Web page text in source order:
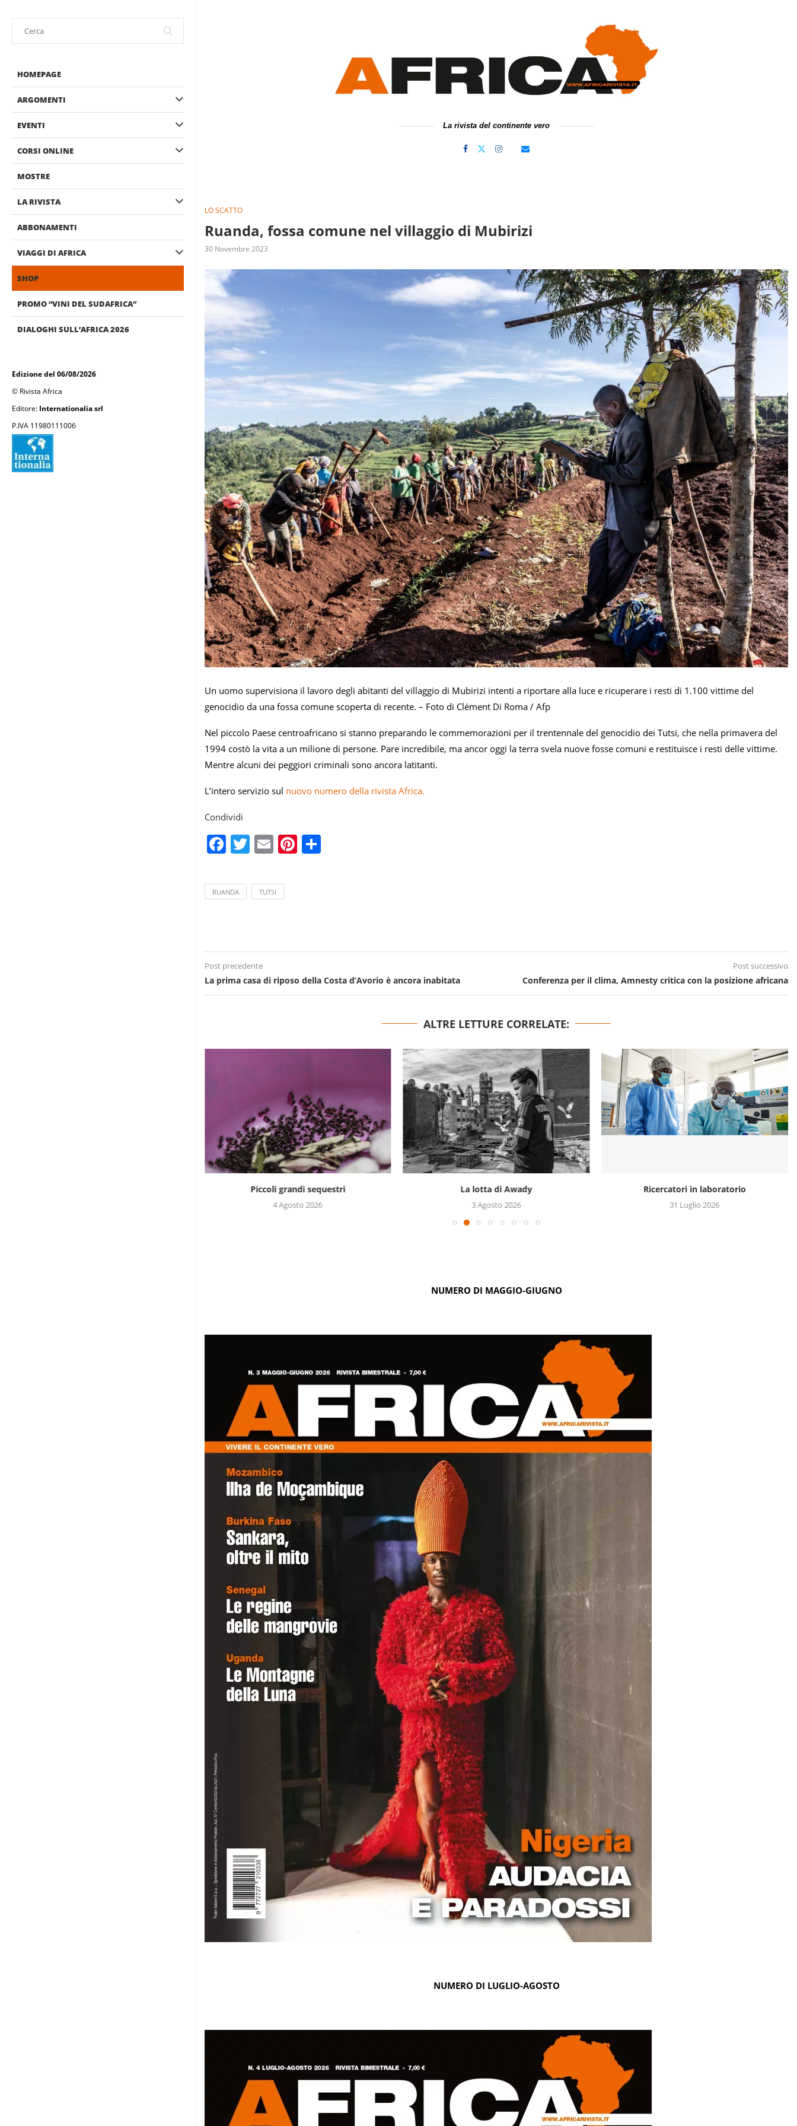
HOMEPAGE
ARGOMENTI
EVENTI
CORSI ONLINE
MOSTRE
LA RIVISTA
ABBONAMENTI
VIAGGI DI AFRICA
SHOP
PROMO “VINI DEL SUDAFRICA”
DIALOGHI SULL’AFRICA 2026
Edizione del 06/08/2026
© Rivista Africa
Editore: Internationalia srl
P.IVA 11980111006
La rivista del continente vero
LO SCATTO
Ruanda, fossa comune nel villaggio di Mubirizi
30 Novembre 2023
Un uomo supervisiona il lavoro degli abitanti del villaggio di Mubirizi intenti a riportare alla luce e ricuperare i resti di 1.100 vittime del
genocidio da una fossa comune scoperta di recente. – Foto di Clément Di Roma / Afp
Nel piccolo Paese centroafricano si stanno preparando le commemorazioni per il trentennale del genocidio dei Tutsi, che nella primavera del
1994 costò la vita a un milione di persone. Pare incredibile, ma ancor oggi la terra svela nuove fosse comuni e restituisce i resti delle vittime.
Mentre alcuni dei peggiori criminali sono ancora latitanti.
L’intero servizio sul nuovo numero della rivista Africa.
Condividi
Facebook
Twitter
EmailPinterest
RUANDA TUTSI
Post precedente
La prima casa di riposo della Costa d’Avorio è ancora inabitata
Post successivo
Conferenza per il clima, Amnesty critica con la posizione africana
ALTRE LETTURE CORRELATE:
Piccoli grandi sequestri
4 Agosto 2026
La lotta di Awady
3 Agosto 2026
Ricercatori in laboratorio
31 Luglio 2026
NUMERO DI MAGGIO-GIUGNO
NUMERO DI LUGLIO-AGOSTO